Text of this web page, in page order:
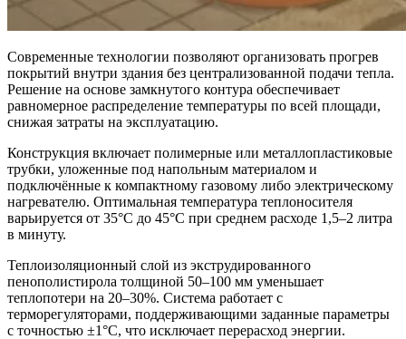
Современные технологии позволяют организовать прогрев
покрытий внутри здания без централизованной подачи тепла.
Решение на основе замкнутого контура обеспечивает
равномерное распределение температуры по всей площади,
снижая затраты на эксплуатацию.
Конструкция включает полимерные или металлопластиковые
трубки, уложенные под напольным материалом и
подключённые к компактному газовому либо электрическому
нагревателю. Оптимальная температура теплоносителя
варьируется от 35°C до 45°C при среднем расходе 1,5–2 литра
в минуту.
Теплоизоляционный слой из экструдированного
пенополистирола толщиной 50–100 мм уменьшает
теплопотери на 20–30%. Система работает с
терморегуляторами, поддерживающими заданные параметры
с точностью ±1°C, что исключает перерасход энергии.